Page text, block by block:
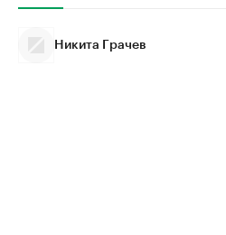
Никита Грачев